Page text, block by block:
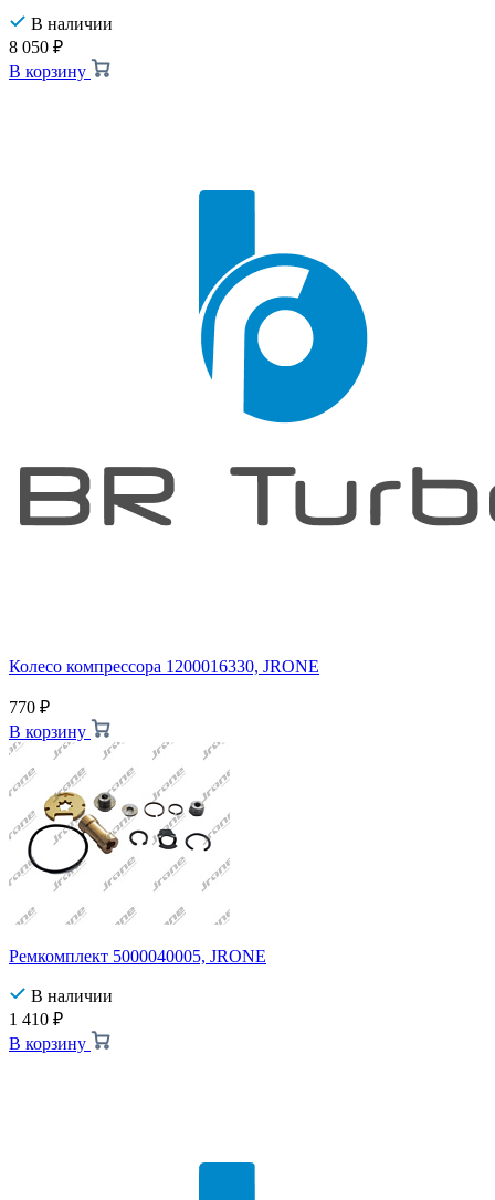
В наличии
8 050 ₽
В корзину
Колесо компрессора 1200016330, JRONE
770 ₽
В корзину
Ремкомплект 5000040005, JRONE
В наличии
1 410 ₽
В корзину